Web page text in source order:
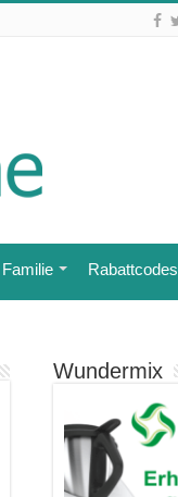
Familie Rabattcodes
Wundermix